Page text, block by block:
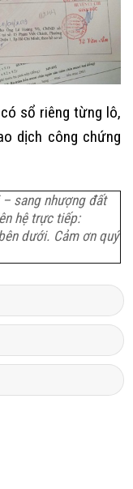
sổ riêng từng lô,
dịch công chứng
– sang nhượng đất
hệ trực tiếp:
dưới. Cảm ơn quý